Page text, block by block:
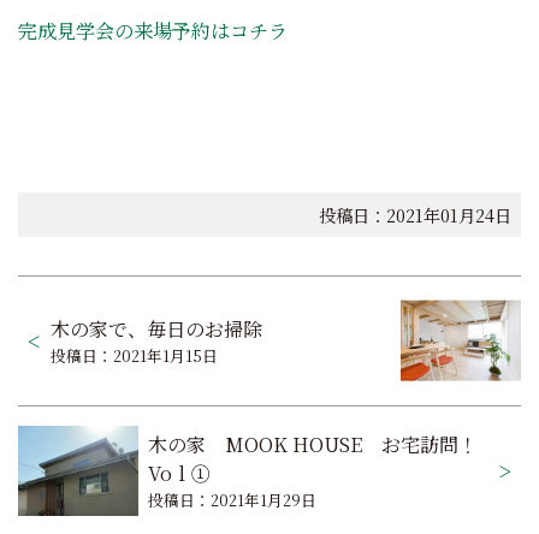
完成見学会の来場予約はコチラ
投稿日：2021年01月24日
稿
ビ
ゲ
木の家で、毎日のお掃除
投稿日：2021年1月15日
木の家 MOOK HOUSE お宅訪問！
Voｌ①
投稿日：2021年1月29日